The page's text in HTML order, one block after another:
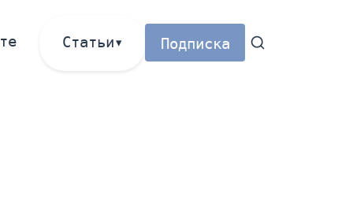
Статьи Подписка